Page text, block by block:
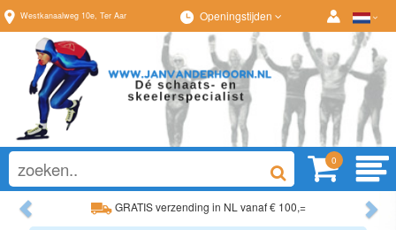
Westkanaalweg 10e, Ter Aar Openingstijden
0
GRATIS verzending in NL vanaf € 100,=
Previous